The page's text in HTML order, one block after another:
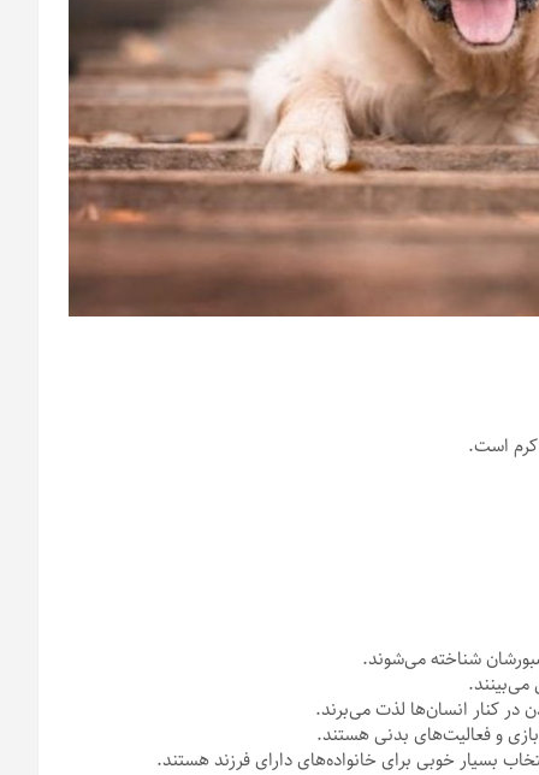
کرم است.
شناخته می‌شوند.
در کنار انسان‌ها لذت می‌برند.
و فعالیت‌های بدنی هستند.
بسیار خوبی برای خانواده‌های دارای فرزند هستند.